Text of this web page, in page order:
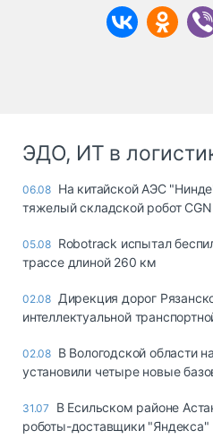
ЭДО, ИТ в
06.08 На китайской АЭС
тяжелый складской робот CGN
05.08 Robotrack испытал
трассе длиной 260 км
02.08 Дирекция дорог
интеллектуальной
02.08 В Вологодской области
установили четыре новые
31.07
В Есильском районе
роботы-доставщики "Яндекса"